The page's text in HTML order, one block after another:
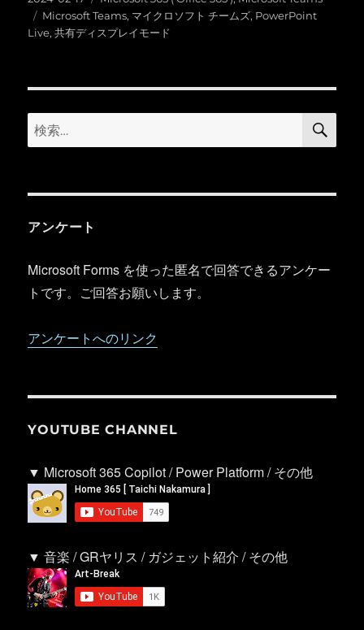
稿
日:
テ
ゴ
タ
グ
Microsoft Teams, マイクロソフト チームズ, PowerPoint
Live,共有ディスプレイモード
検
索:
検
アンケート
Microsoft Forms を使った匿名で回答できるアンケー
トです。ご回答お願いします。
アンケートへのリンク
YOUTUBE CHANNEL
▼ Microsoft 365 Copilot / Power Platform / その他
▼ 音楽 / GRヤリス / ガジェット紹介 / その他